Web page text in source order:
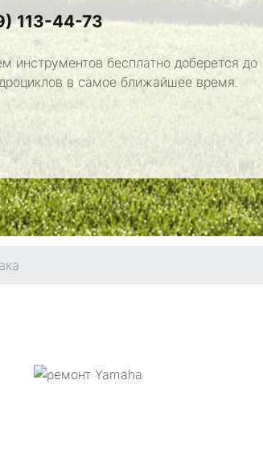
113-44-73
бесплатно доберется до
в самое ближайшее время.